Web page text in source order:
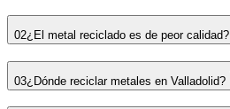
02¿El metal reciclado es de peor calidad?
03¿Dónde reciclar metales en Valladolid?